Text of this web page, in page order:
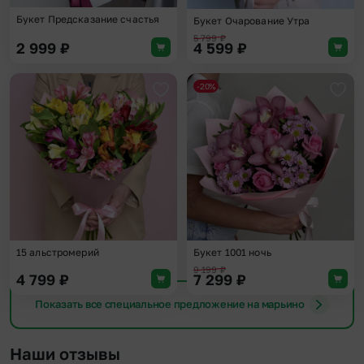
Букет Предсказание счастья
2 999 ₽
Букет Очарование Утра
5 799₽
4 599 ₽
Добавить в избранное
15 альстромерий
4 799 ₽
-20%
Букет 1001 ночь
9 199₽
7 299 ₽
Показать все специальное предложение на марьино
Наши отзывы